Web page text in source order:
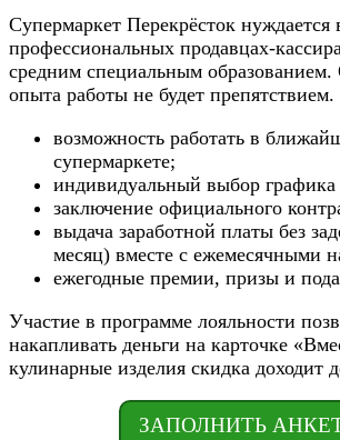
Супермаркет Перекрёсток нуждается
профессиональных продавцах-
средним специальным образованием.
опыта работы не будет
возможность работать в
супермаркете;
индивидуальный выбор
заключение официального
выдача заработной платы без
месяц) вместе с ежемесячными
ежегодные премии, призы и
Участие в программе лояльности
накапливать деньги на карточке
кулинарные изделия скидка доходит
ЗАПОЛНИТЬ